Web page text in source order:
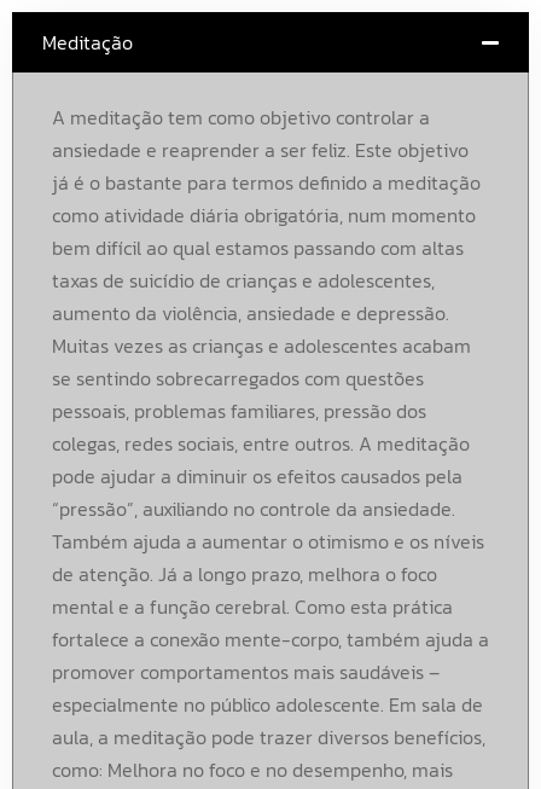
Meditação
A meditação tem como objetivo controlar a
ansiedade e reaprender a ser feliz. Este objetivo
já é o bastante para termos definido a meditação
como atividade diária obrigatória, num momento
bem difícil ao qual estamos passando com altas
taxas de suicídio de crianças e adolescentes,
aumento da violência, ansiedade e depressão.
Muitas vezes as crianças e adolescentes acabam
se sentindo sobrecarregados com questões
pessoais, problemas familiares, pressão dos
colegas, redes sociais, entre outros. A meditação
pode ajudar a diminuir os efeitos causados pela
“pressão”, auxiliando no controle da ansiedade.
Também ajuda a aumentar o otimismo e os níveis
de atenção. Já a longo prazo, melhora o foco
mental e a função cerebral. Como esta prática
fortalece a conexão mente-corpo, também ajuda a
promover comportamentos mais saudáveis –
especialmente no público adolescente. Em sala de
aula, a meditação pode trazer diversos benefícios,
como: Melhora no foco e no desempenho, mais